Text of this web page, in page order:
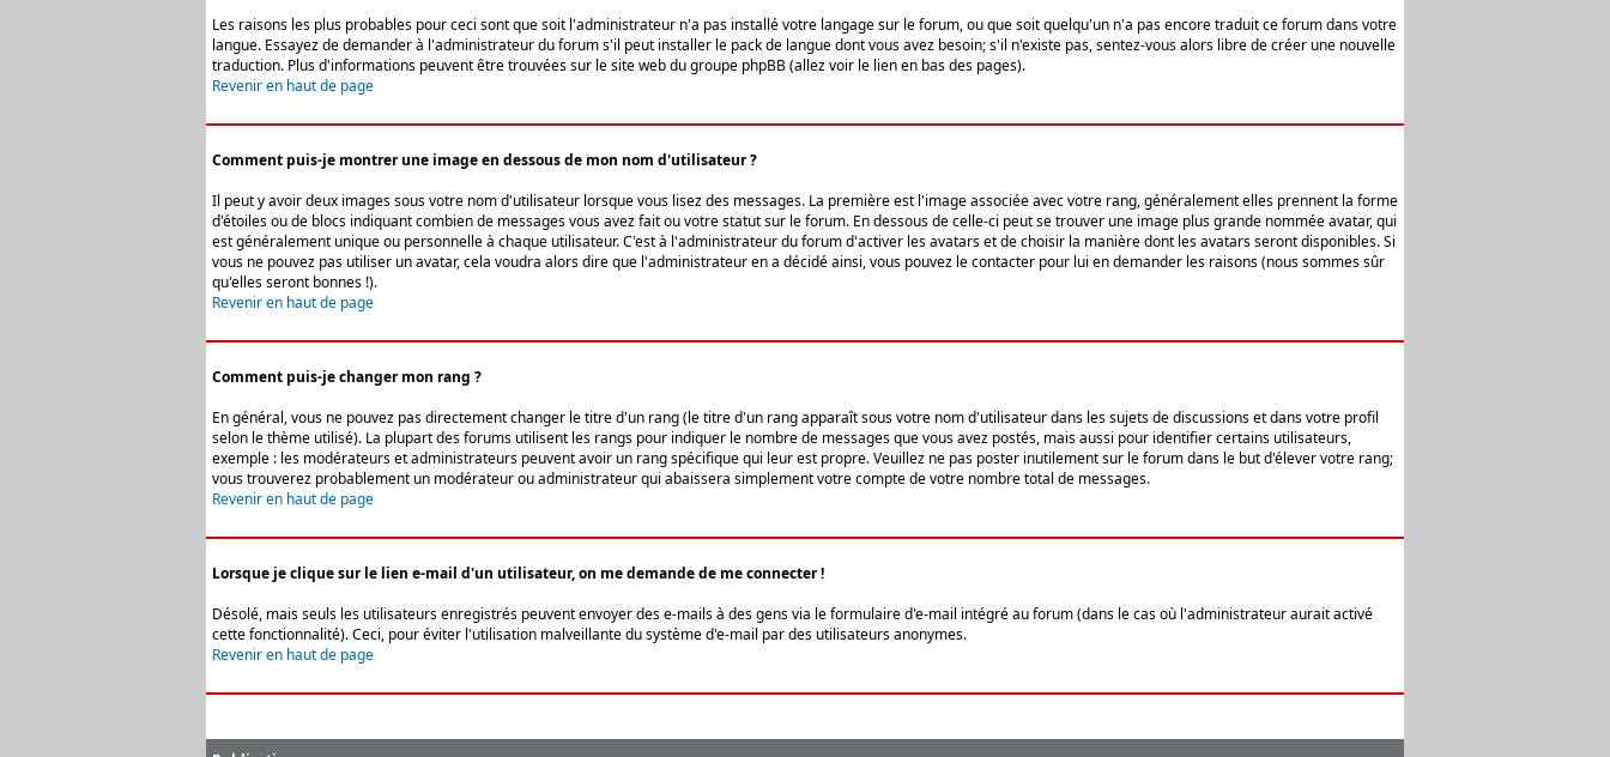
Les raisons les plus probables pour ceci sont que soit l'administrateur n'a pas installé votre langage sur le forum, ou que soit quelqu'un n'a pas encore traduit ce forum dans votre
langue. Essayez de demander à l'administrateur du forum s'il peut installer le pack de langue dont vous avez besoin; s'il n'existe pas, sentez-vous alors libre de créer une nouvelle
traduction. Plus d'informations peuvent être trouvées sur le site web du groupe phpBB (allez voir le lien en bas des pages).
Revenir en haut de page
Comment puis-je montrer une image en dessous de mon nom d'utilisateur ?
Il peut y avoir deux images sous votre nom d'utilisateur lorsque vous lisez des messages. La première est l'image associée avec votre rang, généralement elles prennent la forme
d'étoiles ou de blocs indiquant combien de messages vous avez fait ou votre statut sur le forum. En dessous de celle-ci peut se trouver une image plus grande nommée avatar, qui
est généralement unique ou personnelle à chaque utilisateur. C'est à l'administrateur du forum d'activer les avatars et de choisir la manière dont les avatars seront disponibles. Si
vous ne pouvez pas utiliser un avatar, cela voudra alors dire que l'administrateur en a décidé ainsi, vous pouvez le contacter pour lui en demander les raisons (nous sommes sûr
qu'elles seront bonnes !).
Revenir en haut de page
Comment puis-je changer mon rang ?
En général, vous ne pouvez pas directement changer le titre d'un rang (le titre d'un rang apparaît sous votre nom d'utilisateur dans les sujets de discussions et dans votre profil
selon le thème utilisé). La plupart des forums utilisent les rangs pour indiquer le nombre de messages que vous avez postés, mais aussi pour identifier certains utilisateurs,
exemple : les modérateurs et administrateurs peuvent avoir un rang spécifique qui leur est propre. Veuillez ne pas poster inutilement sur le forum dans le but d'élever votre rang;
vous trouverez probablement un modérateur ou administrateur qui abaissera simplement votre compte de votre nombre total de messages.
Revenir en haut de page
Lorsque je clique sur le lien e-mail d'un utilisateur, on me demande de me connecter !
Désolé, mais seuls les utilisateurs enregistrés peuvent envoyer des e-mails à des gens via le formulaire d'e-mail intégré au forum (dans le cas où l'administrateur aurait activé
cette fonctionnalité). Ceci, pour éviter l'utilisation malveillante du système d'e-mail par des utilisateurs anonymes.
Revenir en haut de page